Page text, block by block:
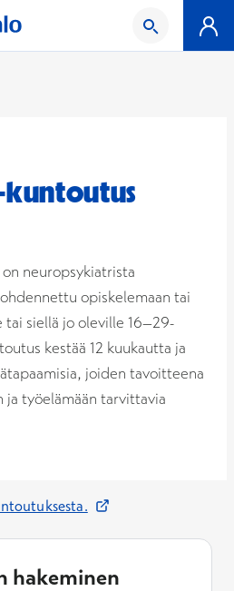
kuntoutus
neuropsykiatrista
opiskelemaan tai
tai siellä jo oleville 16–29-
kestää 12 kuukautta ja
joiden tavoitteena
ja työelämään tarvittavia
Avautuu uuteen
hakeminen